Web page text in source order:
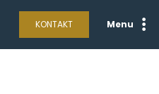
KONTAKT Menu